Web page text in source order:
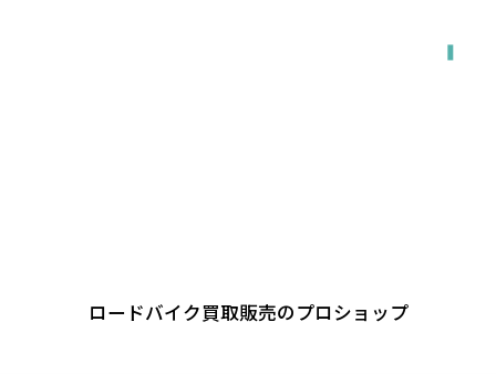
ロードバイク買取販売のプロショップ